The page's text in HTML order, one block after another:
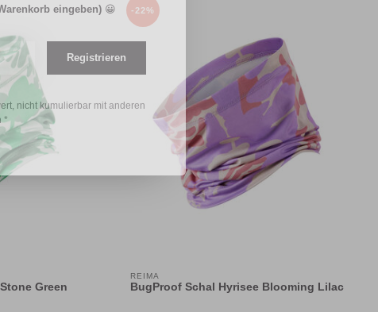
Green
-22%
REIMA
BugProof Schal Hyrisee Blooming Lilac
eingeben) 😀
Registrieren
nicht kumulierbar mit anderen
*